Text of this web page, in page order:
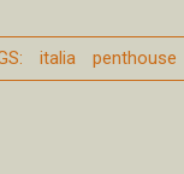
italia penthouse